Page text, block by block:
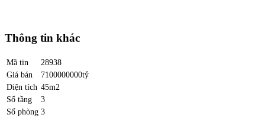
Thông tin khác
Mã tin
28938
Giá bán
7100000000tỷ
Diện tích 45m2
Số tầng
3
Số phòng 3